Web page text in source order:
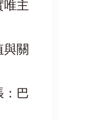
唯主
與關
：巴